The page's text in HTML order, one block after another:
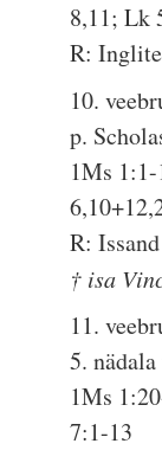
8,11; Lk
R:
10.
p.
1Ms
R:
† isa
11.
5.
1Ms
7:1-13